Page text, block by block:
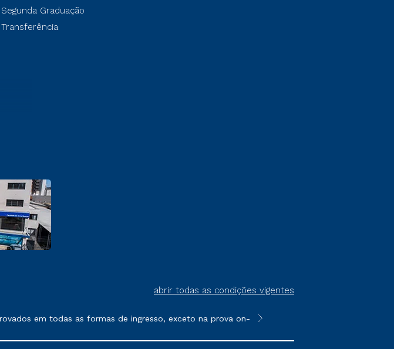
Segunda Graduação
Transferência
abrir todas as condições vigentes
de serviços.
em todas as formas de ingresso, exceto na prova on-line ou agendada, que ofertam
**Semipresencial é um formato do